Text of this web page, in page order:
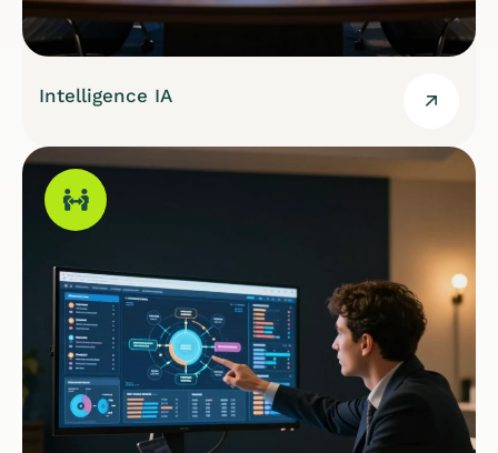
Intelligence IA